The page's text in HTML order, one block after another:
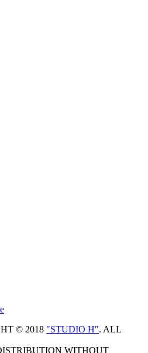
© 2018 "STUDIO H". ALL
WITHOUT